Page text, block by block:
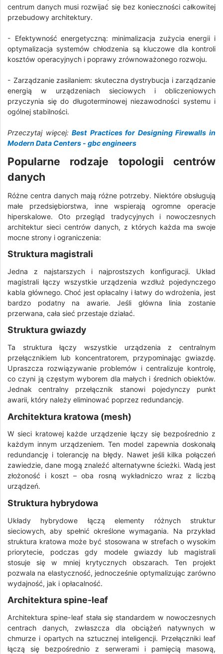
centrum danych musi rozwijać się bez konieczności całkowitej
przebudowy architektury.
- Efektywność energetyczną: minimalizacja zużycia energii i
optymalizacja systemów chłodzenia są kluczowe dla kontroli
kosztów operacyjnych i poprawy zrównoważonego rozwoju.
- Zarządzanie zasilaniem: skuteczna dystrybucja i zarządzanie
energią w urządzeniach sieciowych i obliczeniowych
przyczynia się do długoterminowej niezawodności systemu i
ogólnej stabilności.
Przeczytaj więcej:Best Practices for Designing Firewalls in
Modern Data Centers - gbc engineers
Popularne rodzaje topologii centrów
danych
Różne centra danych mają różne potrzeby. Niektóre obsługują
małe przedsiębiorstwa, inne wspierają ogromne operacje
hiperskalowe. Oto przegląd tradycyjnych i nowoczesnych
architektur sieci centrów danych, z których każda ma swoje
mocne strony i ograniczenia:
Struktura magistrali
Jedna z najstarszych i najprostszych konfiguracji. Układ
magistrali łączy wszystkie urządzenia wzdłuż pojedynczego
kabla głównego. Choć jest opłacalny i łatwy do wdrożenia, jest
bardzo podatny na awarie. Jeśli główna linia zostanie
przerwana, cała sieć przestaje działać.
Struktura gwiazdy
Ta struktura łączy wszystkie urządzenia z centralnym
przełącznikiem lub koncentratorem, przypominając gwiazdę.
Upraszcza rozwiązywanie problemów i centralizuje kontrolę,
co czyni ją częstym wyborem dla małych i średnich obiektów.
Jednak centralny przełącznik stanowi pojedynczy punkt
awarii, który należy eliminować poprzez redundancję.
Architektura kratowa (mesh)
W sieci kratowej każde urządzenie łączy się bezpośrednio z
każdym innym urządzeniem. Ten model zapewnia doskonałą
redundancję i tolerancję na błędy. Nawet jeśli kilka połączeń
zawiedzie, dane mogą znaleźć alternatywne ścieżki. Wadą jest
złożoność i koszt – oba rosną wykładniczo wraz z liczbą
urządzeń.
Struktura hybrydowa
Układy hybrydowe łączą elementy różnych struktur
sieciowych, aby spełnić określone wymagania. Na przykład
struktura kratowa może być stosowana w strefach o wysokim
priorytecie, podczas gdy modele gwiazdy lub magistrali
stosuje się w mniej krytycznych obszarach. Ten projekt
pozwala na elastyczność, jednocześnie optymalizując zarówno
wydajność, jak i opłacalność.
Architektura spine-leaf
Architektura spine-leaf stała się standardem w nowoczesnych
centrach danych, zwłaszcza dla obciążeń natywnych w
chmurze i opartych na sztucznej inteligencji. Przełączniki leaf
łączą się bezpośrednio z serwerami i pamięcią masową,